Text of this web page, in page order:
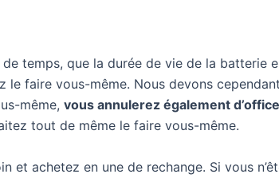
temps, que la durée de vie de la batterie
faire vous-même. Nous devons
même, vous annulerez également
tout de même le faire vous-même.
achetez en une de rechange. Si vous